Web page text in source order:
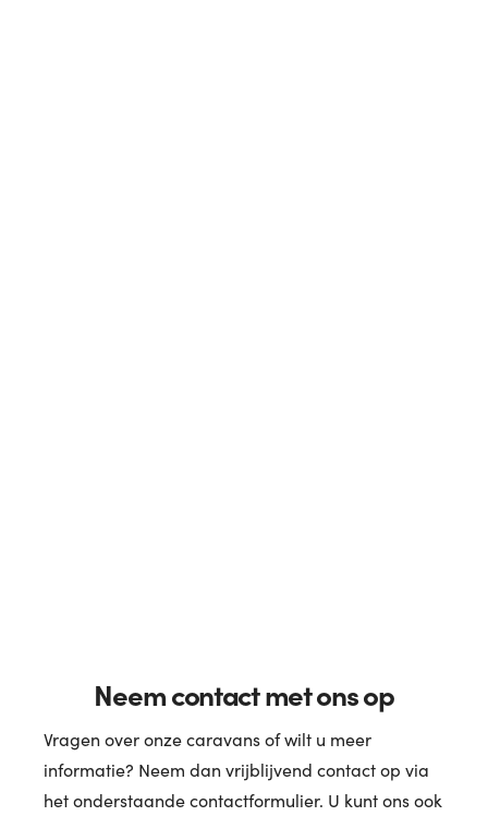
Neem contact met ons op
Vragen over onze caravans of wilt u meer
informatie? Neem dan vrijblijvend contact op via
het onderstaande contactformulier. U kunt ons ook